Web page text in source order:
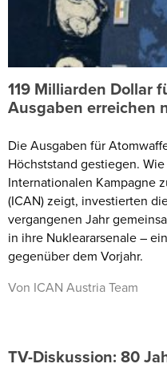
119 Milliarden Dollar
Ausgaben erreichen
Die Ausgaben für
Höchststand gestiegen.
Internationalen Kampagne
(ICAN) zeigt, investierten
vergangenen Jahr
in ihre Nukleararsenale –
gegenüber dem Vorjahr.
Von ICAN Austria Team
TV-Diskussion: 80